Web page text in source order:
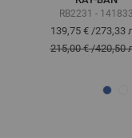
RB2231 - 141833
139,75 €/273,33
215,00 €/420,50